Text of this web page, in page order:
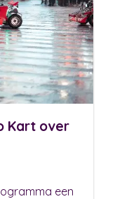
Kart over
een